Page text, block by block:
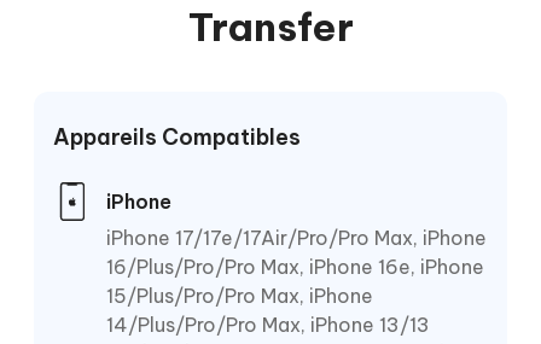
Transfer
Appareils Compatibles
iPhone
iPhone 17/17e/17Air/Pro/Pro Max, iPhone
16/Plus/Pro/Pro Max, iPhone 16e, iPhone
15/Plus/Pro/Pro Max, iPhone
14/Plus/Pro/Pro Max, iPhone 13/13